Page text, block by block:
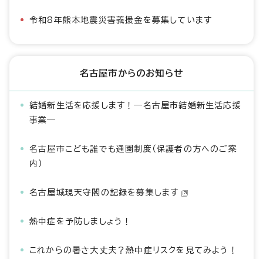
令和8年熊本地震災害義援金を募集しています
名古屋市からのお知らせ
結婚新生活を応援します！―名古屋市結婚新生活応援
事業―
名古屋市こども誰でも通園制度（保護者の方へのご案
内）
名古屋城現天守閣の記録を募集します
熱中症を予防しましょう！
これからの暑さ大丈夫？熱中症リスクを見てみよう！